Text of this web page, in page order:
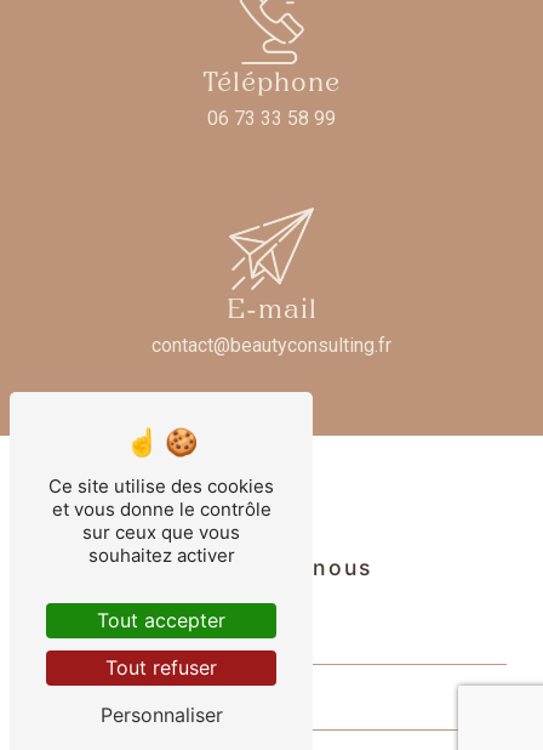
Téléphone
06 73 33 58 99
E-mail
contact@beautyconsulting.fr
Contactez-nous
Ce site utilise des cookies
et vous donne le contrôle
sur ceux que vous
souhaitez activer
Tout accepter
Tout refuser
Personnaliser